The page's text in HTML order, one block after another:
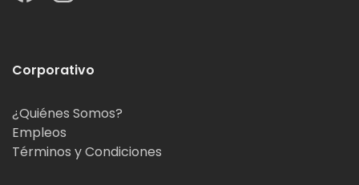
Corporativo
¿Quiénes Somos?
Empleos
Términos y Condiciones